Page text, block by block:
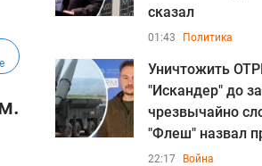
сказал
01:43 Политика
Уничтожить
"Искандер" до
чрезвычайно
"Флеш" назвал
22:17 Война